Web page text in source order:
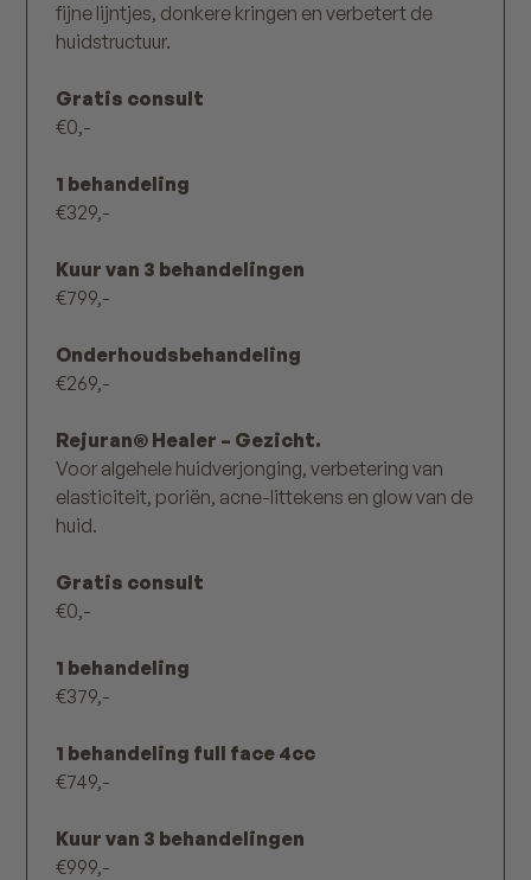
fijne lijntjes, donkere kringen en verbetert de
huidstructuur.
Gratis consult
€0,-
1 behandeling
€329,-
Kuur van 3 behandelingen
€799,-
Onderhoudsbehandeling
€269,-
Rejuran® Healer – Gezicht.
Voor algehele huidverjonging, verbetering van
elasticiteit, poriën, acne-littekens en glow van de
huid.
Gratis consult
€0,-
1 behandeling
€379,-
1 behandeling full face 4cc
€749,-
Kuur van 3 behandelingen
€999,-